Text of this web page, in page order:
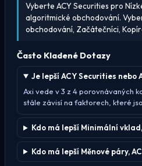
Vyberte ACY Securities pro
algoritmické obchodování.
obchodování, Začátečníci,
Často Kladené Dotazy
Je lepší ACY Securities nebo
Axi vede v 3 z 4 porovnávaných
stále závisí na faktorech, které
Kdo má lepší Minimální
Kdo má lepší Měnové páry,